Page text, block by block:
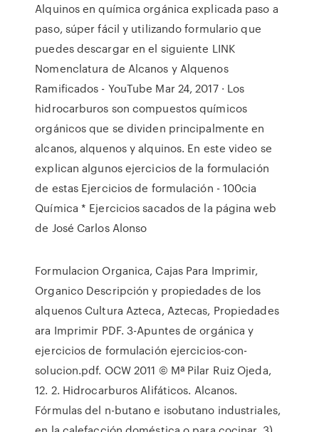
Alquinos en química orgánica explicada paso a
paso, súper fácil y utilizando formulario que
puedes descargar en el siguiente LINK
Nomenclatura de Alcanos y Alquenos
Ramificados - YouTube Mar 24, 2017 · Los
hidrocarburos son compuestos químicos
orgánicos que se dividen principalmente en
alcanos, alquenos y alquinos. En este video se
explican algunos ejercicios de la formulación
de estas Ejercicios de formulación - 100cia
Química * Ejercicios sacados de la página web
de José Carlos Alonso
Formulacion Organica, Cajas Para Imprimir,
Organico Descripción y propiedades de los
alquenos Cultura Azteca, Aztecas, Propiedades
ara Imprimir PDF. 3-Apuntes de orgánica y
ejercicios de formulación ejercicios-con-
solucion.pdf. OCW 2011 © Mª Pilar Ruiz Ojeda,
12. 2. Hidrocarburos Alifáticos. Alcanos.
Fórmulas del n-butano e isobutano industriales,